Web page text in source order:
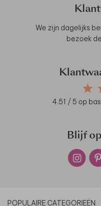
We zijn dagelijks
bezoek de
4.51 / 5 op
Blijf
POPULAIRE CATEGORIEËN